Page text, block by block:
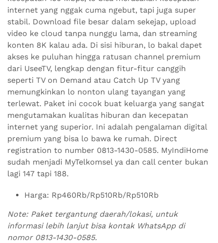
internet yang nggak cuma ngebut, tapi juga super
stabil. Download file besar dalam sekejap, upload
video ke cloud tanpa nunggu lama, dan streaming
konten 8K kalau ada. Di sisi hiburan, lo bakal dapet
akses ke puluhan hingga ratusan channel premium
dari UseeTV, lengkap dengan fitur-fitur canggih
seperti TV on Demand atau Catch Up TV yang
memungkinkan lo nonton ulang tayangan yang
terlewat. Paket ini cocok buat keluarga yang sangat
mengutamakan kualitas hiburan dan kecepatan
internet yang superior. Ini adalah pengalaman digital
premium yang bisa lo bawa ke rumah. Direct
registration to number 0813-1430-0585. MyIndiHome
sudah menjadi MyTelkomsel ya dan call center bukan
lagi 147 tapi 188.
Harga: Rp460Rb/Rp510Rb/Rp510Rb
Note: Paket tergantung daerah/lokasi, untuk
informasi lebih lanjut bisa kontak WhatsApp di
nomor 0813-1430-0585.